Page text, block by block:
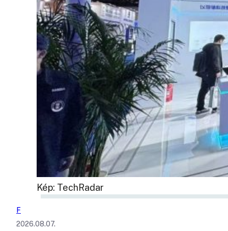
Kép: TechRadar
F
2026.08.07.